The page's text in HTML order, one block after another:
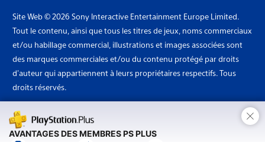
AVANTAGES DES MEMBRES PS PLUS
×
Site Web © 2026 Sony Interactive Entertainment Europe Limited.
Tout le contenu, ainsi que tous les titres de jeux, noms commerciaux
et/ou habillage commercial, illustrations et images associées sont
des marques commerciales et/ou du contenu protégé par droits
d'auteur qui appartiennent à leurs propriétaires respectifs. Tous
droits réservés.
Pays: France